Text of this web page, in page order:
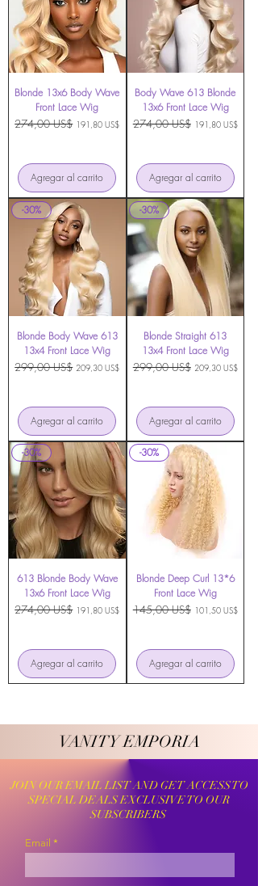
Blonde 13x6 Body Wave
Front Lace Wig
Precio
274,00 US$ Precio de oferta
191,80 US$
Agregar al carrito
Body Wave 613 Blonde
13x6 Front Lace Wig
Precio
274,00 US$ Precio de oferta
191,80 US$
Agregar al carrito
-30%
Blonde Body Wave 613
13x4 Front Lace Wig
Precio
299,00 US$ Precio de oferta
209,30 US$
Agregar al carrito
-30%
Blonde Straight 613
13x4 Front Lace Wig
Precio
299,00 US$ Precio de oferta
209,30 US$
Agregar al carrito
-30%
613 Blonde Body Wave
13x6 Front Lace Wig
Precio
274,00 US$ Precio de oferta
191,80 US$
Agregar al carrito
-30%
Blonde Deep Curl 13*6
Front Lace Wig
Precio
145,00 US$ Precio de oferta
101,50 US$
Agregar al carrito
VANITY EMPORIA
VANITY EMPORIA
JOIN OUR EMAIL LIST AND GET ACCESS TO
SPECIAL DEALS EXCLUSIVE TO OUR
SUBSCRIBERS
Email